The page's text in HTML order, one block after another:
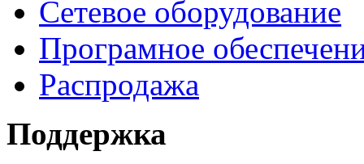
Сетевое оборудование
Програмное
Распродажа
Поддержка